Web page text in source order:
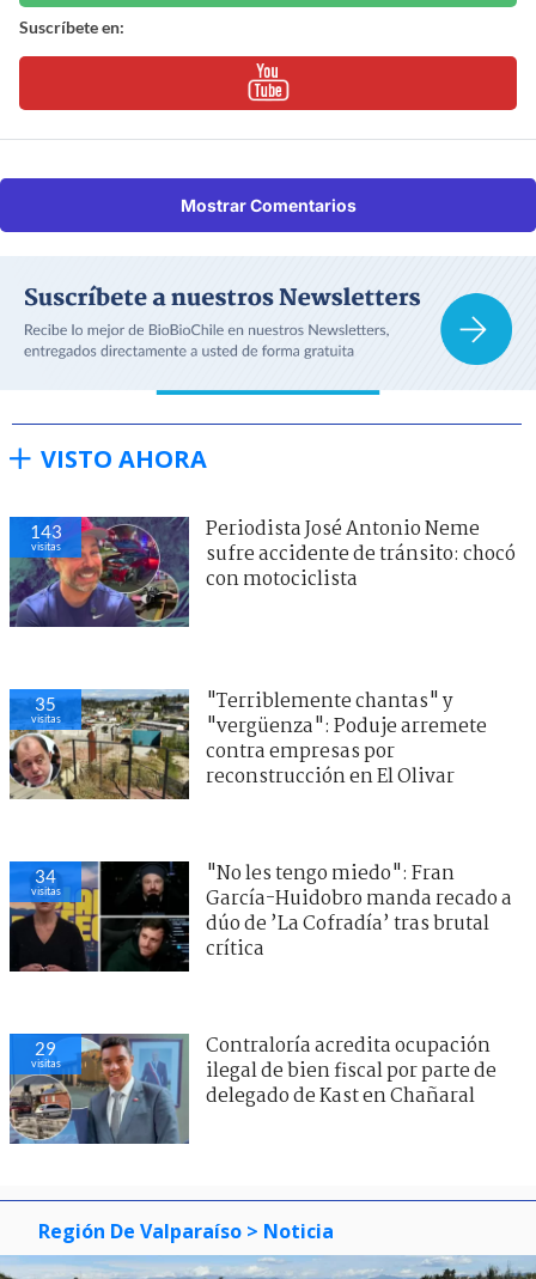
Suscríbete en:
Mostrar Comentarios
VISTO AHORA
143
visitas
Periodista José Antonio Neme
sufre accidente de tránsito: chocó
con motociclista
35
visitas
"Terriblemente chantas" y
"vergüenza": Poduje arremete
contra empresas por
reconstrucción en El Olivar
34
visitas
"No les tengo miedo": Fran
García-Huidobro manda recado a
dúo de ’La Cofradía’ tras brutal
crítica
29
visitas
Contraloría acredita ocupación
ilegal de bien fiscal por parte de
delegado de Kast en Chañaral
Región De Valparaíso > Noticia